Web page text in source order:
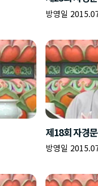
책
갈
피
입
력
이름
시간
구
간
반
복
입
력
이름
시작시간
종료시간
플
레
이
리
스
트
추
가
이름
주소
이미지
설명